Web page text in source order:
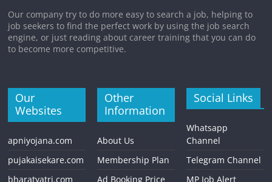
Our company try to do more easy to search a job, helping to
job seekers to find the perfect work by using the job search
engine, or just reading about career training that you can do
to become more competitive.
Our
Websites
apniyojana.com
pujakaisekare.com
bharatyatri.com
Other
Information
About Us
Membership Plan
Ad Booking Price
Social Links
Whatsapp
Channel
Telegram Channel
MP Job Alert